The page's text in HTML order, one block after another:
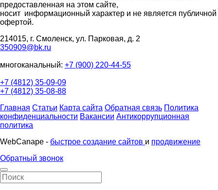
предоставленная на этом сайте,
носит информационный характер и не является публичной
офертой.
214015, г. Смоленск, ул. Парковая, д. 2
350909@bk.ru
многоканальный: +7 (900) 220-44-55
+7 (4812) 35-09-09
+7 (4812) 35-08-88
Главная Статьи Карта сайта Обратная связь Политика
конфиденциальности Вакансии Антикоррупционная
политика
WebCanape - быстрое создание сайтов и продвижение
Обратный звонок